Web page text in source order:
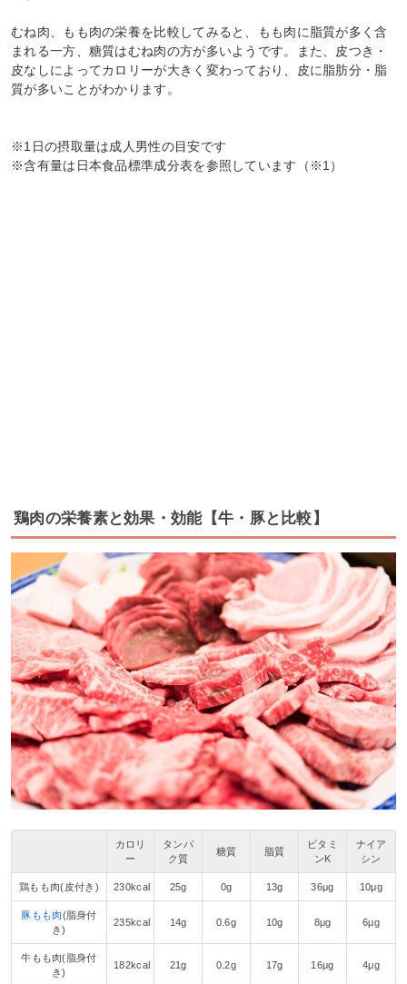
むね肉、もも肉の栄養を比較してみると、もも肉に脂質が多く含
まれる一方、糖質はむね肉の方が多いようです。また、皮つき・
皮なしによってカロリーが大きく変わっており、皮に脂肪分・脂
質が多いことがわかります。
※1日の摂取量は成人男性の目安です
※含有量は日本食品標準成分表を参照しています（※1）
鶏肉の栄養素と効果・効能【牛・豚と比較】
カロリ
ー
タンパ
ク質
糖質 脂質
ビタミ
ンK
ナイア
シン
鶏もも肉(皮付き) 230kcal 25g 0g 13g 36μg 10μg
豚もも肉(脂身付
き)
235kcal 14g 0.6g 10g 8μg 6μg
牛もも肉(脂身付
き)
182kcal 21g 0.2g 17g 16μg 4μg